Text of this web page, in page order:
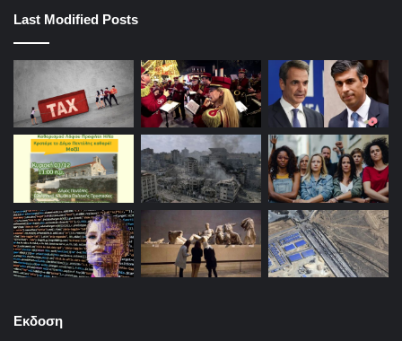
Last Modified Posts
Εκδοση